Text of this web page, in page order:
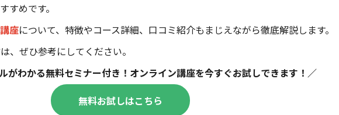
すめです。
座について、特徴やコース詳細、口コミ紹介もまじえながら徹底解説します。
、ぜひ参考にしてください。
がわかる無料セミナー付き！オンライン講座を今すぐお試しできます！／
無料お試しはこちら